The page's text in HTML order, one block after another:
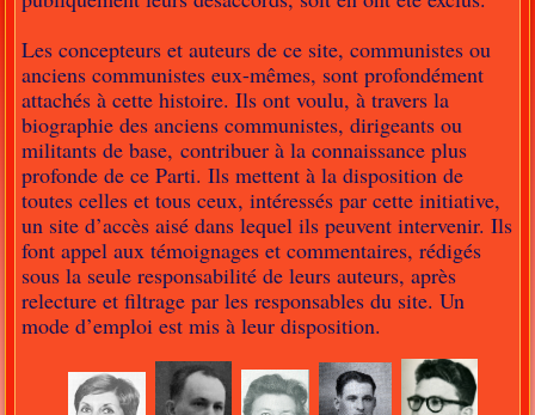
Les concepteurs et auteurs de ce site, communistes ou
anciens communistes eux-mêmes, sont profondément
attachés à cette histoire. Ils ont voulu, à travers la
biographie des anciens communistes, dirigeants ou
militants de base, contribuer à la connaissance plus
profonde de ce Parti. Ils mettent à la disposition de
toutes celles et tous ceux, intéressés par cette initiative,
un site d’accès aisé dans lequel ils peuvent intervenir. Ils
font appel aux témoignages et commentaires, rédigés
sous la seule responsabilité de leurs auteurs, après
relecture et filtrage par les responsables du site. Un
mode d’emploi est mis à leur disposition.